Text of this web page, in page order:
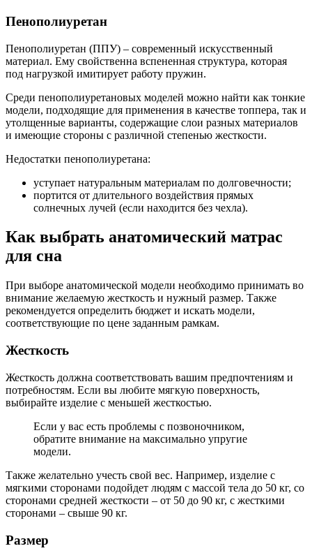
Пенополиуретан
Пенополиуретан (ППУ) – современный искусственный
материал. Ему свойственна вспененная структура, которая
под нагрузкой имитирует работу пружин.
Среди пенополиуретановых моделей можно найти как тонкие
модели, подходящие для применения в качестве топпера, так и
утолщенные варианты, содержащие слои разных материалов
и имеющие стороны с различной степенью жесткости.
Недостатки пенополиуретана:
уступает натуральным материалам по долговечности;
портится от длительного воздействия прямых
солнечных лучей (если находится без чехла).
Как выбрать анатомический матрас
для сна
При выборе анатомической модели необходимо принимать во
внимание желаемую жесткость и нужный размер. Также
рекомендуется определить бюджет и искать модели,
соответствующие по цене заданным рамкам.
Жесткость
Жесткость должна соответствовать вашим предпочтениям и
потребностям. Если вы любите мягкую поверхность,
выбирайте изделие с меньшей жесткостью.
Если у вас есть проблемы с позвоночником,
обратите внимание на максимально упругие
модели.
Также желательно учесть свой вес. Например, изделие с
мягкими сторонами подойдет людям с массой тела до 50 кг, со
сторонами средней жесткости – от 50 до 90 кг, с жесткими
сторонами – свыше 90 кг.
Размер